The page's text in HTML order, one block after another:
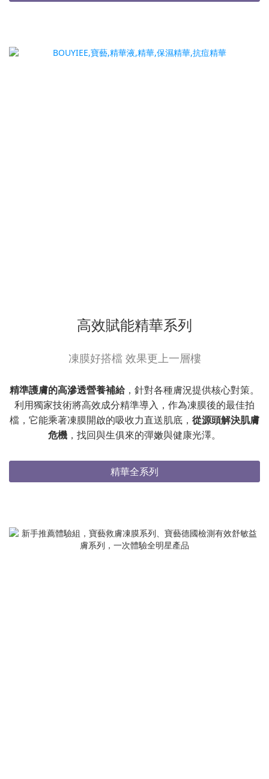
高效賦能精華系列
凍膜好搭檔 效果更上一層樓
精準護膚的高滲透營養補給，針對各種膚況提供核心對策。
利用獨家技術將高效成分精準導入，作為凍膜後的最佳拍
檔，它能乘著凍膜開啟的吸收力直送肌底， 從源頭解決肌膚
危機 ，找回與生俱來的彈嫩與健康光澤。
精華全系列